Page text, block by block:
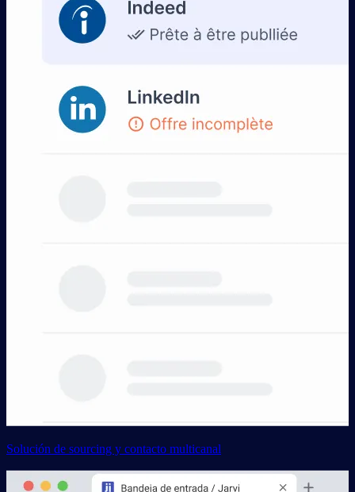
Solución de sourcing y contacto multicanal